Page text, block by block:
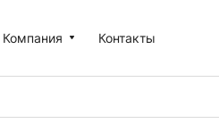
Компания Контакты